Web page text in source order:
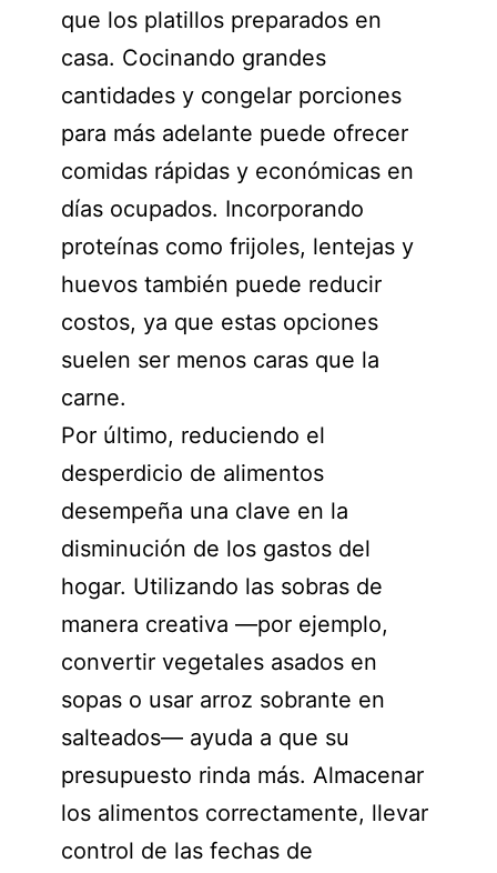
que los platillos preparados en
casa. Cocinando grandes
cantidades y congelar porciones
para más adelante puede ofrecer
comidas rápidas y económicas en
días ocupados. Incorporando
proteínas como frijoles, lentejas y
huevos también puede reducir
costos, ya que estas opciones
suelen ser menos caras que la
carne.
Por último, reduciendo el
desperdicio de alimentos
desempeña una clave en la
disminución de los gastos del
hogar. Utilizando las sobras de
manera creativa —por ejemplo,
convertir vegetales asados en
sopas o usar arroz sobrante en
salteados— ayuda a que su
presupuesto rinda más. Almacenar
los alimentos correctamente, llevar
control de las fechas de